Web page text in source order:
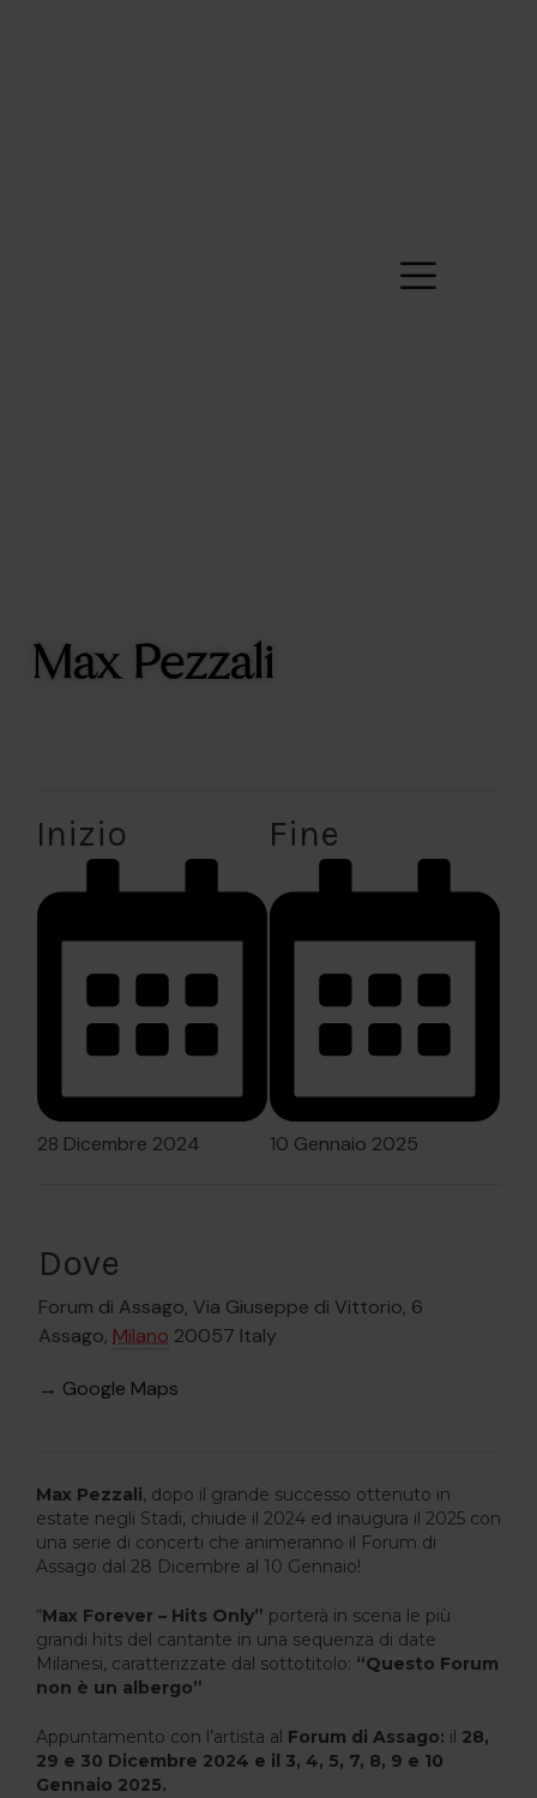
Max Pezzali
Inizio
28 Dicembre 2024
Fine
10 Gennaio 2025
Dove
Forum di Assago, Via Giuseppe di Vittorio, 6
Assago, Milano 20057 Italy
→ Google Maps
Max Pezzali, dopo il grande successo ottenuto in
estate negli Stadi, chiude il 2024 ed inaugura il 2025 con
una serie di concerti che animeranno il Forum di
Assago dal 28 Dicembre al 10 Gennaio!
“Max Forever – Hits Only” porterà in scena le più
grandi hits del cantante in una sequenza di date
Milanesi, caratterizzate dal sottotitolo: “Questo Forum
non è un albergo”
Appuntamento con l’artista al Forum di Assago: il 28,
29 e 30 Dicembre 2024 e il 3, 4, 5, 7, 8, 9 e 10
Gennaio 2025.